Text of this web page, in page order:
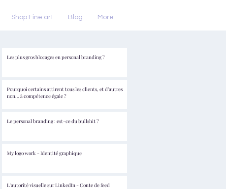
Shop Fine art Blog More
Les plus gros blocages en personal branding ?
Pourquoi certains attirent tous les clients, et d’autres
non… à compétence égale ?
Le personal branding : est-ce du bullshit ?
My logo work - Identité graphique
L'autorité visuelle sur LinkedIn - Conte de feed